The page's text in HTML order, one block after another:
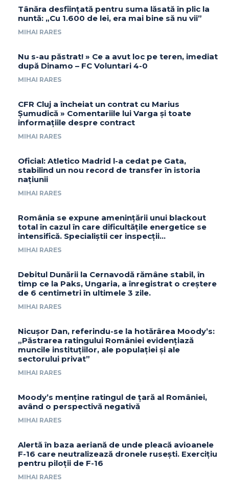
Tânăra desființată pentru suma lăsată în plic la
nuntă: „Cu 1.600 de lei, era mai bine să nu vii”
MIHAI RARES
Nu s-au păstrat! » Ce a avut loc pe teren, imediat
după Dinamo – FC Voluntari 4-0
MIHAI RARES
CFR Cluj a încheiat un contrat cu Marius
Șumudică » Comentariile lui Varga și toate
informațiile despre contract
MIHAI RARES
Oficial: Atletico Madrid l-a cedat pe Gata,
stabilind un nou record de transfer în istoria
națiunii
MIHAI RARES
România se expune amenințării unui blackout
total în cazul în care dificultățile energetice se
intensifică. Specialiștii cer inspecții…
MIHAI RARES
Debitul Dunării la Cernavodă rămâne stabil, în
timp ce la Paks, Ungaria, a înregistrat o creștere
de 6 centimetri în ultimele 3 zile.
MIHAI RARES
Nicușor Dan, referindu-se la hotărârea Moody’s:
„Păstrarea ratingului României evidențiază
muncile instituțiilor, ale populației și ale
sectorului privat”
MIHAI RARES
Moody’s menține ratingul de țară al României,
având o perspectivă negativă
MIHAI RARES
Alertă în baza aeriană de unde pleacă avioanele
F-16 care neutralizează dronele rusești. Exercițiu
pentru piloții de F-16
MIHAI RARES